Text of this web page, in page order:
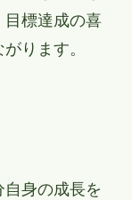
目標達成の喜
ります。
身の成長を